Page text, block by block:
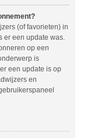
(of favorieten) in
er een update was.
op een
is
een update is op
en